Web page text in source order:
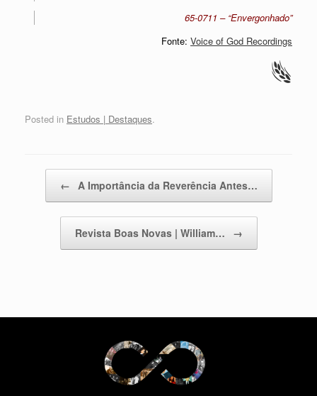
65-0711 – “Envergonhado”
Fonte: Voice of God Recordings
Posted in Estudos | Destaques.
← A Importância da Reverência Antes…
Revista Boas Novas | William… →